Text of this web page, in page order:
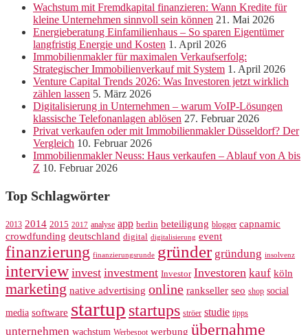
Wachstum mit Fremdkapital finanzieren: Wann Kredite für
kleine Unternehmen sinnvoll sein können 21. Mai 2026
Energieberatung Einfamilienhaus – So sparen Eigentümer
langfristig Energie und Kosten 1. April 2026
Immobilienmakler für maximalen Verkaufserfolg:
Strategischer Immobilienverkauf mit System 1. April 2026
Venture Capital Trends 2026: Was Investoren jetzt wirklich
zählen lassen 5. März 2026
Digitalisierung in Unternehmen – warum VoIP-Lösungen
klassische Telefonanlagen ablösen 27. Februar 2026
Privat verkaufen oder mit Immobilienmakler Düsseldorf? Der
Vergleich 10. Februar 2026
Immobilienmakler Neuss: Haus verkaufen – Ablauf von A bis
Z 10. Februar 2026
Top Schlagwörter
2013 2014 2015 2017 analyse app berlin beteiligung blogger capnamic
crowdfunding deutschland digital digitalisierung event
finanzierung finanzierungsrunde gründer gründung insolvenz
interview invest investment Investor Investoren kauf köln
marketing native advertising online rankseller seo shop social
media software startup startups ströer studie tipps
unternehmen wachstum Werbespot werbung übernahme